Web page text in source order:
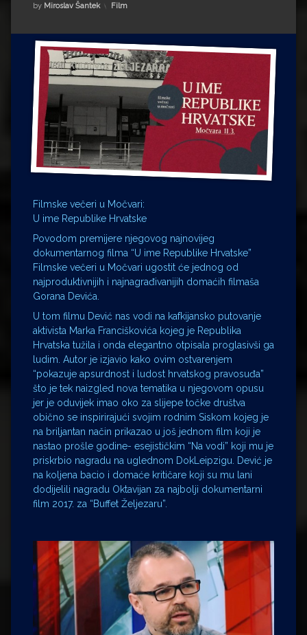
Impressum
Milenko Strižak
Drugi autori
Drugi autori
Matea Andrić
Ljiljana Lekanić-Kljaić
Željko Krznarić
Mario Lovreković
Miroslav Šantek
by Miroslav Šantek Kategorije:
Film
Filmske večeri u Močvari:
U ime Republike Hrvatske
Povodom premijere njegovog najnovijeg
dokumentarnog filma “U ime Republike Hrvatske”
Filmske večeri u Močvari ugostit će jednog od
najproduktivnijih i najnagrađivanijih domaćih filmaša
Gorana Devića.
U tom filmu Dević nas vodi na kafkijansko putovanje
aktivista Marka Franciškovića kojeg je Republika
Hrvatska tužila i onda elegantno otpisala proglasivši ga
ludim. Autor je izjavio kako ovim ostvarenjem
“pokazuje apsurdnost i ludost hrvatskog pravosuđa”
što je tek naizgled nova tematika u njegovom opusu
jer je oduvijek imao oko za slijepe točke društva
obično se inspirirajući svojim rodnim Siskom kojeg je
na briljantan način prikazao u još jednom film koji je
nastao prošle godine- esejističkim “Na vodi” koji mu je
priskrbio nagradu na uglednom DokLeipzigu. Dević je
na koljena bacio i domaće kritičare koji su mu lani
dodijelili nagradu Oktavijan za najbolji dokumentarni
film 2017. za “Buffet Željezaru”.